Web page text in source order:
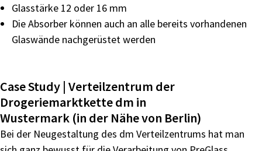
Glasstärke 12 oder 16 mm
DieAbsorber können auch an alle bereits vorhandenen
Glaswände nachgerüstet werden
Case Study | Verteilzentrum der
Drogeriemarktkette dm in
Wustermark (in der Nähe von Berlin)
Bei der Neugestaltung des dm Verteilzentrums hat man